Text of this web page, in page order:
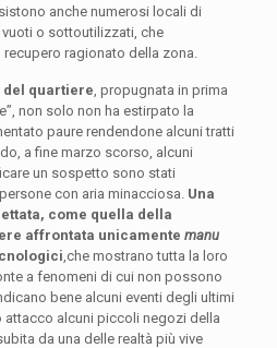
anche numerosi locali di
o sottoutilizzati, che
ragionato della zona.
del quartiere , propugnata in prima
non solo non ha estirpato la
paure rendendone alcuni tratti
a fine marzo scorso, alcuni
un sospetto sono stati
con aria minacciosa. Una
come quella della
affrontata unicamente manu
,che mostrano tutta la loro
a fenomeni di cui non possono
bene alcuni eventi degli ultimi
attacco alcuni piccoli negozi della
da una delle realtà più vive